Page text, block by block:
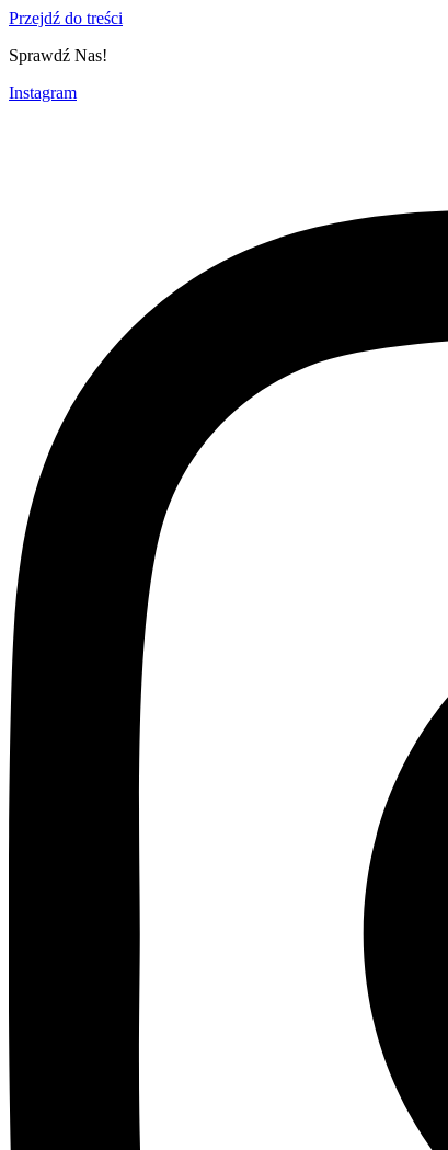
Przejdź do treści
Sprawdź Nas!
Instagram